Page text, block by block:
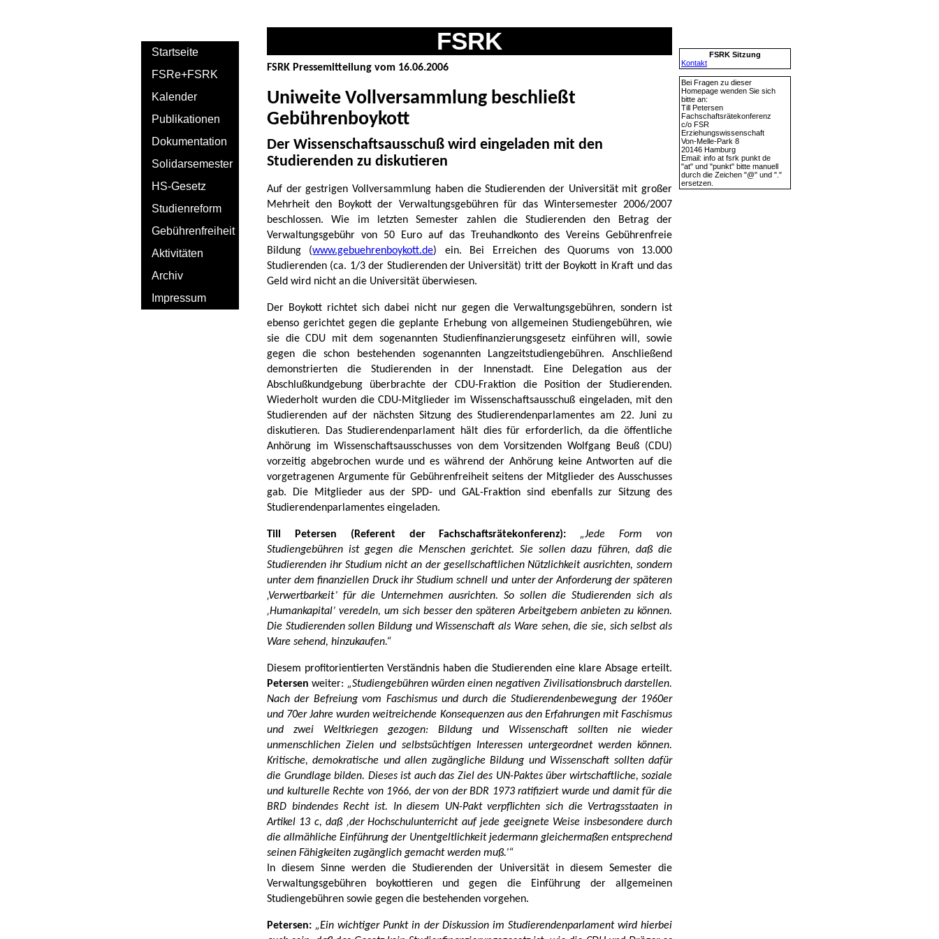
FSRK
FSRK Pressemitteilung vom 16.06.2006
Uniweite Vollversammlung beschließt
Gebührenboykott
Der Wissenschaftsausschuß wird eingeladen mit den
Studierenden zu diskutieren
Auf der gestrigen Vollversammlung haben die Studierenden der Universität mit großer
Mehrheit den Boykott der Verwaltungsgebühren für das Wintersemester 2006/2007
beschlossen. Wie im letzten Semester zahlen die Studierenden den Betrag der
Verwaltungsgebühr von 50 Euro auf das Treuhandkonto des Vereins Gebührenfreie
Bildung (www.gebuehrenboykott.de) ein. Bei Erreichen des Quorums von 13.000
Studierenden (ca. 1/3 der Studierenden der Universität) tritt der Boykott in Kraft und das
Geld wird nicht an die Universität überwiesen.
Der Boykott richtet sich dabei nicht nur gegen die Verwaltungsgebühren, sondern ist
ebenso gerichtet gegen die geplante Erhebung von allgemeinen Studiengebühren, wie
sie die CDU mit dem sogenannten Studienfinanzierungsgesetz einführen will, sowie
gegen die schon bestehenden sogenannten Langzeitstudiengebühren. Anschließend
demonstrierten die Studierenden in der Innenstadt. Eine Delegation aus der
Abschlußkundgebung überbrachte der CDU-Fraktion die Position der Studierenden.
Wiederholt wurden die CDU-Mitglieder im Wissenschaftsausschuß eingeladen, mit den
Studierenden auf der nächsten Sitzung des Studierendenparlamentes am 22. Juni zu
diskutieren. Das Studierendenparlament hält dies für erforderlich, da die öffentliche
Anhörung im Wissenschaftsausschusses von dem Vorsitzenden Wolfgang Beuß (CDU)
vorzeitig abgebrochen wurde und es während der Anhörung keine Antworten auf die
vorgetragenen Argumente für Gebührenfreiheit seitens der Mitglieder des Ausschusses
gab. Die Mitglieder aus der SPD- und GAL-Fraktion sind ebenfalls zur Sitzung des
Studierendenparlamentes eingeladen.
Till Petersen (Referent der Fachschaftsrätekonferenz):
„Jede Form von
Studiengebühren ist gegen die Menschen gerichtet. Sie sollen dazu führen, daß die
Studierenden ihr Studium nicht an der gesellschaftlichen Nützlichkeit ausrichten, sondern
unter dem finanziellen Druck ihr Studium schnell und unter der Anforderung der späteren
‚Verwertbarkeit’ für die Unternehmen ausrichten. So sollen die Studierenden sich als
‚Humankapital’ veredeln, um sich besser den späteren Arbeitgebern anbieten zu können.
Die Studierenden sollen Bildung und Wissenschaft als Ware sehen, die sie, sich selbst als
Ware sehend, hinzukaufen.“
Diesem profitorientierten Verständnis haben die Studierenden eine klare Absage erteilt.
Petersen weiter: „Studiengebühren würden einen negativen Zivilisationsbruch darstellen.
Nach der Befreiung vom Faschismus und durch die Studierendenbewegung der 1960er
und 70er Jahre wurden weitreichende Konsequenzen aus den Erfahrungen mit Faschismus
und zwei Weltkriegen gezogen: Bildung und Wissenschaft sollten nie wieder
unmenschlichen Zielen und selbstsüchtigen Interessen untergeordnet werden können.
Kritische, demokratische und allen zugängliche Bildung und Wissenschaft sollten dafür
die Grundlage bilden. Dieses ist auch das Ziel des UN-Paktes über wirtschaftliche, soziale
und kulturelle Rechte von 1966, der von der BDR 1973 ratifiziert wurde und damit für die
BRD bindendes Recht ist. In diesem UN-Pakt verpflichten sich die Vertragsstaaten in
Artikel 13 c, daß ‚der Hochschulunterricht auf jede geeignete Weise insbesondere durch
die allmähliche Einführung der Unentgeltlichkeit jedermann gleichermaßen entsprechend
seinen Fähigkeiten zugänglich gemacht werden muß.’“
In diesem Sinne werden die Studierenden der Universität in diesem Semester die
Verwaltungsgebühren boykottieren und gegen die Einführung der allgemeinen
Studiengebühren sowie gegen die bestehenden vorgehen.
Petersen: „Ein wichtiger Punkt in der Diskussion im Studierendenparlament wird hierbei
Startseite
FSRe+FSRK
Kalender
Publikationen
Dokumentation
Solidarsemester
HS-Gesetz
Studienreform
Gebührenfreiheit
Aktivitäten
Archiv
Impressum
FSRK Sitzung
Kontakt
Bei Fragen zu dieser
Homepage wenden Sie sich
bitte an:
Till Petersen
Fachschaftsrätekonferenz
c/o FSR
Erziehungswissenschaft
Von-Melle-Park 8
20146 Hamburg
Email: info at fsrk punkt de
"at" und "punkt" bitte manuell
durch die Zeichen "@" und "."
ersetzen.